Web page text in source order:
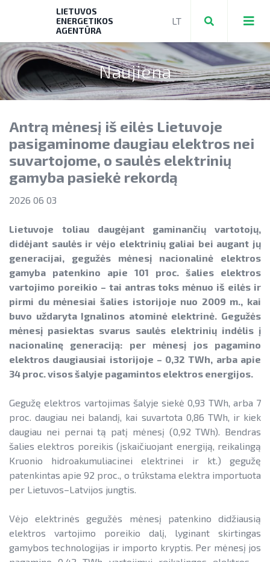
Teikti ir valdyti paraiškas bei mokėjimo
Mokėjimo prašymų formos, dokumentai
► PRIVAČIŲ ELEKTROMOBILIŲ ĮKROVIMO
PRIEIGŲ ĮRENGIMAS
ĮRENGINIAMS
► PARAMA SAULĖS ELEKTRINĖMS
SAUSUMOJE
Reklaminiai paveikslėliai (baneriai)
Aktuali AEI statistika
AIE plėtros galimybių žemėlapis
Saulės elektrinių modulių ir elektros
Jūrinės vėjo energetikos plėtra
Vandenilis
Pažangos skatinant AEI plėtrą
ataskaitos ir kiti dokumentai
AEI transporte
Informacija apie AEI sistemas ir
įrenginius
atestavimo sistema
Savivaldybių AIE naudojimo plėtros
veiksmų planai
Rekomendacijos saulės elektrinėms
įrengti ant stogo
Leidiniai
Teisinė aplinka
NENS įgyvendinimo stebėsena
stebėsena
Energetika išsamiai
Elektros energetikos sektorius
Gamtinių dujų sektorius
Degalų ir naftos sektorius
Kelių transporto sektorius
Šilumos energijos ir biokuro sektorius
Informacija apie paslaugų teikimą
LIFE IP EnerLIT
ENSMOV Plus
PA Energy
CompositeCircle
LEAPto11
StreamSAVEplus
»Projektų archyvas«
EVE didinimo veiksmų planas
Pažangos įgyvendinant EVE tikslus
ataskaitos
Energijos tiekėjų ir įmonių sutaupymo
susitarimų įgyvendinimas
Energijos vartojimo auditas
EVE skatinimo ir viešinimo darbai
EVE vertinimo įrankiai
Viešuosius interesus atitinkančių
paslaugų diferencijavimas
Teisinė aplinka
LIETUVOS
ENERGETIKOS
AGENTŪRA
Naujiena
Antrą mėnesį iš eilės Lietuvoje
pasigaminome daugiau elektros nei
suvartojome, o saulės elektrinių
gamyba pasiekė rekordą
2026 06 03
Lietuvoje toliau daugėjant gaminančių vartotojų,
didėjant saulės ir vėjo elektrinių galiai bei augant jų
generacijai, gegužės mėnesį nacionalinė elektros
gamyba patenkino apie 101 proc. šalies elektros
vartojimo poreikio – tai antras toks mėnuo iš eilės ir
pirmi du mėnesiai šalies istorijoje nuo 2009 m., kai
buvo uždaryta Ignalinos atominė elektrinė. Gegužės
mėnesį pasiektas svarus saulės elektrinių indėlis į
nacionalinę generaciją: per mėnesį jos pagamino
elektros daugiausiai istorijoje – 0,32 TWh, arba apie
34 proc. visos šalyje pagamintos elektros energijos.
Gegužę elektros vartojimas šalyje siekė 0,93 TWh, arba 7
proc. daugiau nei balandį, kai suvartota 0,86 TWh, ir kiek
daugiau nei pernai tą patį mėnesį (0,92 TWh). Bendras
šalies elektros poreikis (įskaičiuojant energiją, reikalingą
Kruonio hidroakumuliacinei elektrinei ir kt.) gegužę
patenkintas apie 92 proc., o trūkstama elektra importuota
per Lietuvos–Latvijos jungtis.
Vėjo elektrinės gegužės mėnesį patenkino didžiausią
elektros vartojimo poreikio dalį, lyginant skirtingas
gamybos technologijas ir importo kryptis. Per mėnesį jos